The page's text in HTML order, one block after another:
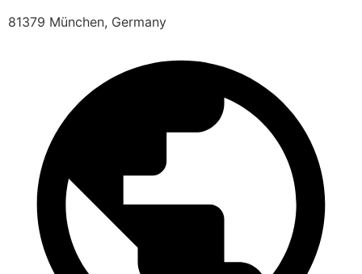
81379 München, Germany